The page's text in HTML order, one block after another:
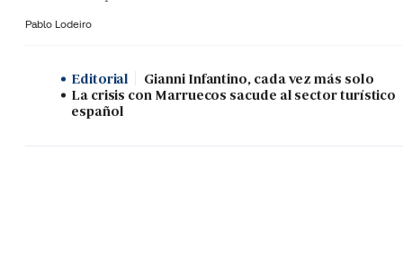
Pablo Lodeiro
Editorial
Gianni Infantino, cada vez más solo
La crisis con Marruecos sacude al sector turístico
español